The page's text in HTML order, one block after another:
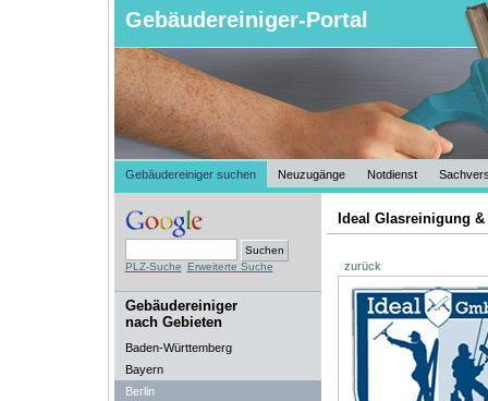
Gebäudereiniger-Portal
Gebäudereiniger suchen Neuzugänge Notdienst
PLZ-Suche Erweiterte Suche
Gebäudereiniger
nach Gebieten
Baden-Württemberg
Bayern
Berlin
Ideal Glasreinigung
zurück